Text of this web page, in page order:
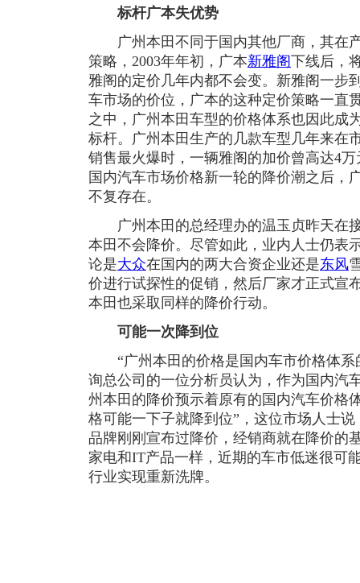
标杆广本失优势
广州本田不同于国内其他厂商，其在产
策略，2003年年初，广本新雅阁下线后，
雅阁的定价几年内都不会变。新雅阁一步
车市场的价位，广本的这种定价策略一直
之中，广州本田车型的价格体系也因此成
标杆。广州本田生产的几款车型几年来在
销售最火爆时，一辆雅阁的加价曾高达4
国内汽车市场价格新一轮的降价潮之后，
不复存在。
广州本田的总经理办的温玉贞昨天在
本田不会降价。尽管如此，业内人士仍表
论是大众在国内的两大合资企业还是东风
价进行试探性的促销，然后厂家才正式宣
本田也采取同样的降价行动。
可能一次降到位
“广州本田的价格是国内车市价格体系
询总公司的一位分析员认为，作为国内汽
州本田的降价预示着原有的国内汽车价格
格可能一下子就降到位”，这位市场人士
品牌刚刚宣布过降价，经销商就在降价的
家电和IT产品一样，近期的车市低迷很可
行业实现重新洗牌。